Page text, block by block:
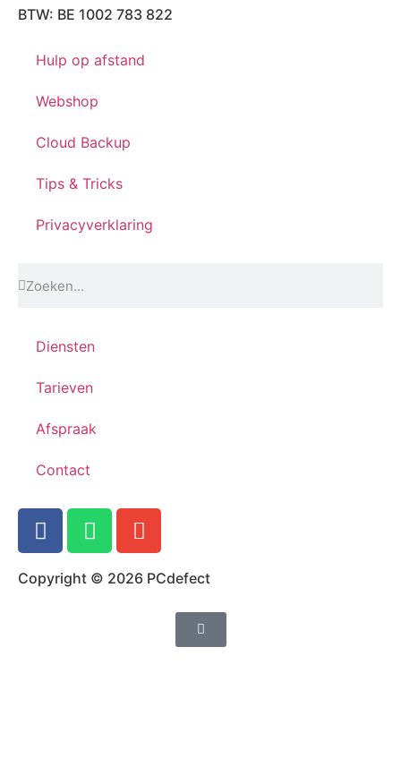
BTW: BE 1002 783 822
Hulp op afstand
Webshop
Cloud Backup
Tips & Tricks
Privacyverklaring
Diensten
Tarieven
Afspraak
Contact
Copyright © 2026 PCdefect